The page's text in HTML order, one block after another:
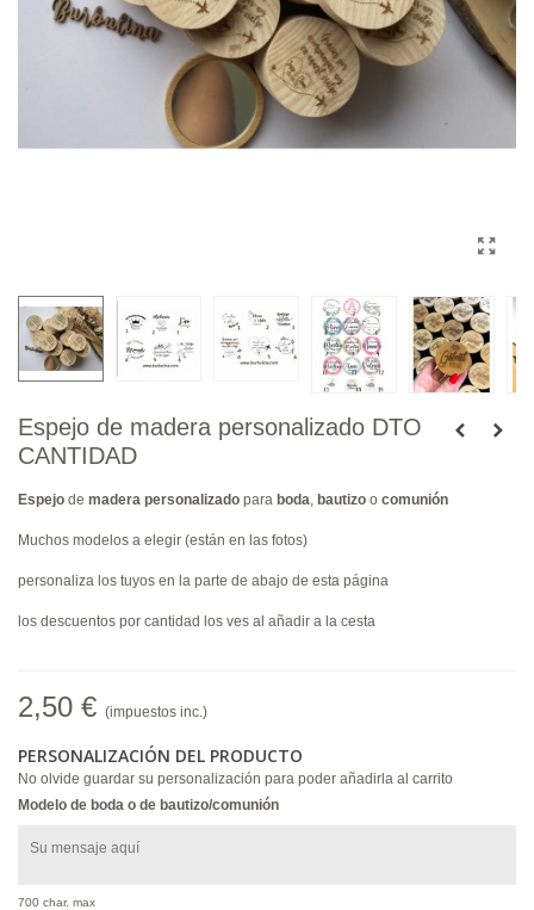
Espejo de madera personalizado DTO
CANTIDAD
Espejo de madera personalizado para boda bautizo o comunión
Muchos modelos a elegir (están en las fotos)
personaliza los tuyos en la parte de abajo de esta página
los descuentos por cantidad los ves al añadir a la cesta
2,50 € (impuestos inc.)
PERSONALIZACIÓN DEL PRODUCTO
No olvide guardar su personalización para poder añadirla al carrito
Modelo de boda o de bautizo/comunión
700 char. max